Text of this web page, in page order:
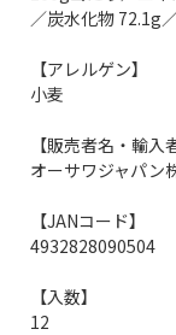
／炭水化物 72.1g
【アレルゲン】
小麦
【販売者名・輸入
オーサワジャパン
【JANコード】
4932828090504
【入数】
12